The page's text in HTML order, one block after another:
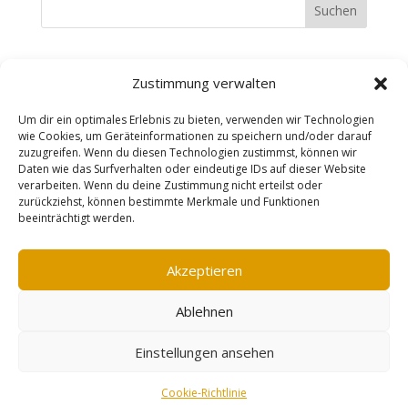
Zustimmung verwalten
Um dir ein optimales Erlebnis zu bieten, verwenden wir Technologien
wie Cookies, um Geräteinformationen zu speichern und/oder darauf
zuzugreifen. Wenn du diesen Technologien zustimmst, können wir
Daten wie das Surfverhalten oder eindeutige IDs auf dieser Website
verarbeiten. Wenn du deine Zustimmung nicht erteilst oder
zurückziehst, können bestimmte Merkmale und Funktionen
beeinträchtigt werden.
Akzeptieren
Ablehnen
Einstellungen ansehen
Cookie-Richtlinie
Suchen
Recent Comments
Es sind keine Kommentare vorhanden.
Impressum AGB
Datenschutzerklärung
Widerrufsbelehrung
Vertrag widerrufen
Cookie-Richtlinie (EU)
©mareensschmuckschmiede
Vertrag widerrufen